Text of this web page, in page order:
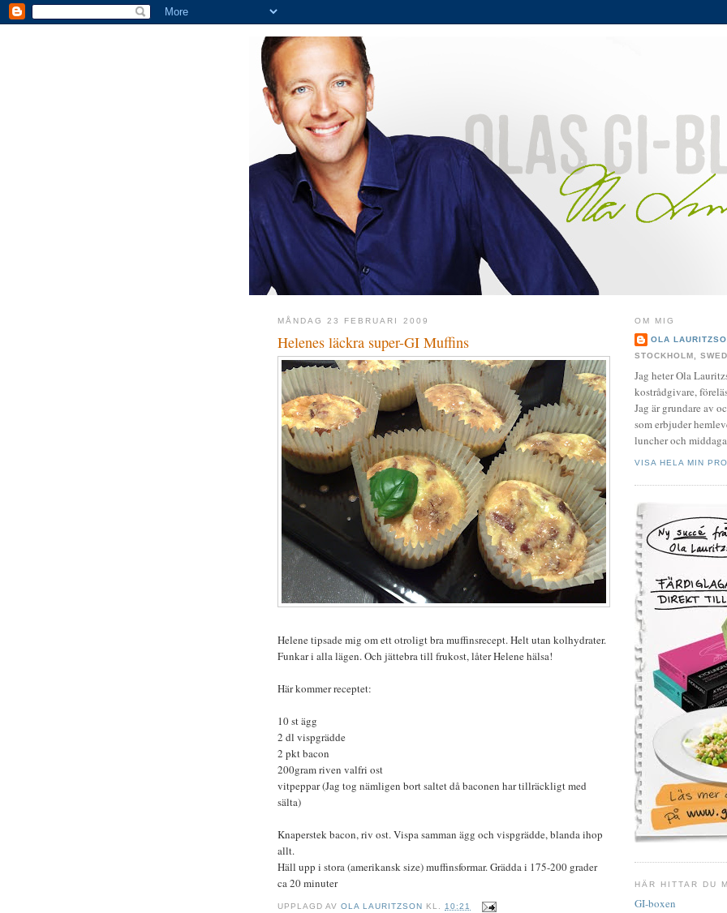
MÅNDAG 23 FEBRUARI 2009
Helenes läckra super-GI Muffins
Helene tipsade mig om ett otroligt bra muffinsrecept. Helt utan kolhydrater.
Funkar i alla lägen. Och jättebra till frukost, låter Helene hälsa!
Här kommer receptet:
10 st ägg
2 dl vispgrädde
2 pkt bacon
200gram riven valfri ost
vitpeppar (Jag tog nämligen bort saltet då baconen har tillräckligt med
sälta)
Knaperstek bacon, riv ost. Vispa samman ägg och vispgrädde, blanda ihop
allt.
Häll upp i stora (amerikansk size) muffinsformar. Grädda i 175-200 grader
ca 20 minuter
UPPLAGD AVOLA LAURITZSON KL.10:21
OM MIG
OLA
STOCKHOLM,
Jag heter Ola
kostrådgivare,
Jag är grundare av
som erbjuder
luncher och
VISA HELA MIN
HÄR HITTAR DU
GI-boxen